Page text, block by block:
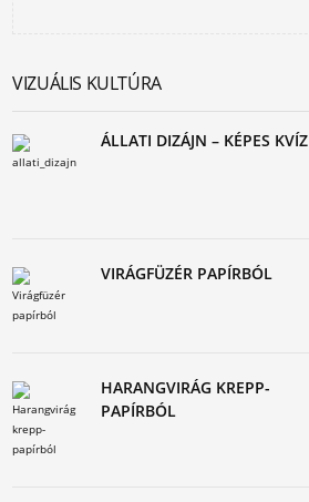
VIZUÁLIS KULTÚRA
ÁLLATI DIZÁJN – KÉPES KVÍZ
VIRÁGFÜZÉR PAPÍRBÓL
HARANGVIRÁG KREPP-
PAPÍRBÓL